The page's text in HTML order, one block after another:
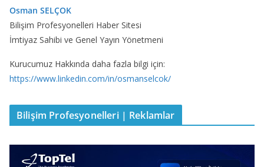
Osman SELÇOK
Bilişim Profesyonelleri Haber Sitesi
İmtiyaz Sahibi ve Genel Yayın Yönetmeni
Kurucumuz Hakkında daha fazla bilgi için:
https://www.linkedin.com/in/osmanselcok/
Bilişim Profesyonelleri | Reklamlar